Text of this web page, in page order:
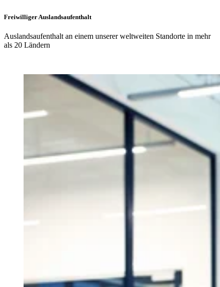
Freiwilliger Auslandsaufenthalt
Auslandsaufenthalt an einem unserer weltweiten Standorte in mehr
als 20 Ländern